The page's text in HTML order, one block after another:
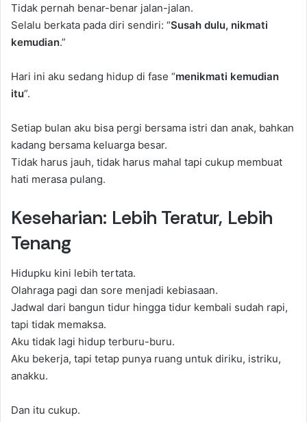
Tidak pernah benar-benar jalan-jalan.
Selalu berkata pada diri sendiri: “Susah dulu, nikmati
kemudian.”
Hari ini aku sedang hidup di fase “menikmati kemudian
itu”.
Setiap bulan aku bisa pergi bersama istri dan anak, bahkan
kadang bersama keluarga besar.
Tidak harus jauh, tidak harus mahal tapi cukup membuat
hati merasa pulang.
Keseharian: Lebih Teratur, Lebih
Tenang
Hidupku kini lebih tertata.
Olahraga pagi dan sore menjadi kebiasaan.
Jadwal dari bangun tidur hingga tidur kembali sudah rapi,
tapi tidak memaksa.
Aku tidak lagi hidup terburu-buru.
Aku bekerja, tapi tetap punya ruang untuk diriku, istriku,
anakku.
Dan itu cukup.